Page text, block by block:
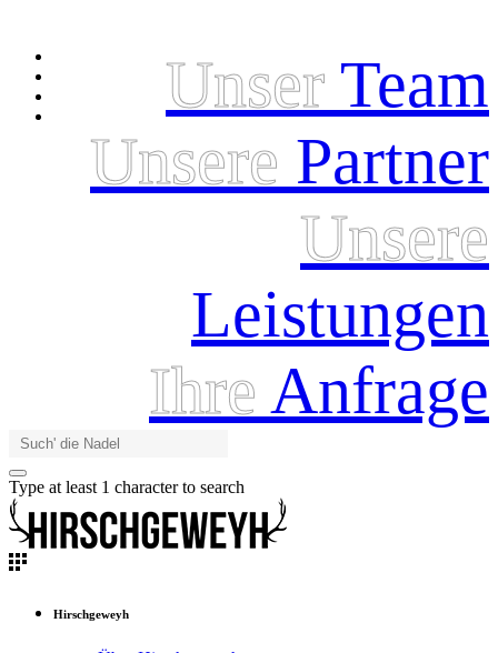
Unser Team
Unsere Partner
Unsere
Leistungen
Ihre Anfrage
Type at least 1 character to search
Hirschgeweyh